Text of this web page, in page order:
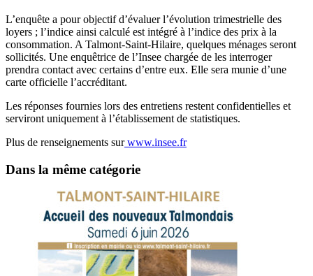
L’enquête a pour objectif d’évaluer l’évolution trimestrielle des
loyers ; l’indice ainsi calculé est intégré à l’indice des prix à la
consommation. A Talmont-Saint-Hilaire, quelques ménages seront
sollicités. Une enquêtrice de l’Insee chargée de les interroger
prendra contact avec certains d’entre eux. Elle sera munie d’une
carte officielle l’accréditant.
Les réponses fournies lors des entretiens restent confidentielles et
serviront uniquement à l’établissement de statistiques.
Plus de renseignements surwww.insee.fr
Dans la même catégorie